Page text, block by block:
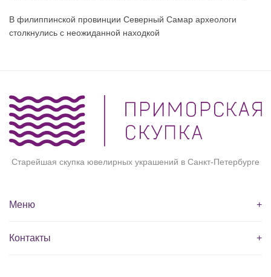
В филиппинской провинции Северный Самар археологи
столкнулись с неожиданной находкой
Старейшая скупка ювелирных украшений в Санкт-Петербурге
Меню +
Контакты +